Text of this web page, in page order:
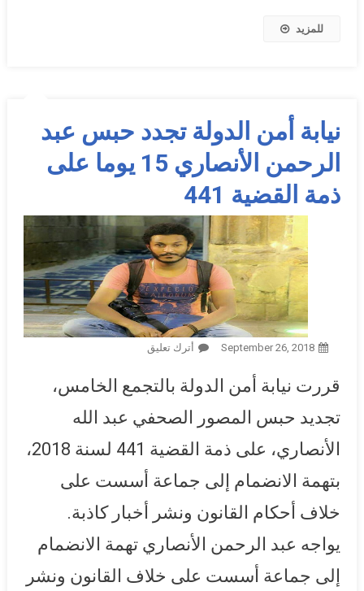
للمزيد
نيابة أمن الدولة تجدد حبس عبد
الرحمن الأنصاري 15 يوما على
ذمة القضية 441
September 26, 2018 أترك تعليق
15 يوما على ذمة القضية 441
قررت نيابة أمن الدولة بالتجمع الخامس،
تجديد حبس المصور الصحفي عبد الله
الأنصاري، على ذمة القضية 441 لسنة 2018،
بتهمة الانضمام إلى جماعة أسست على
خلاف أحكام القانون ونشر أخبار كاذبة.
يواجه عبد الرحمن الأنصاري تهمة الانضمام
إلى جماعة أسست على خلاف القانون ونشر